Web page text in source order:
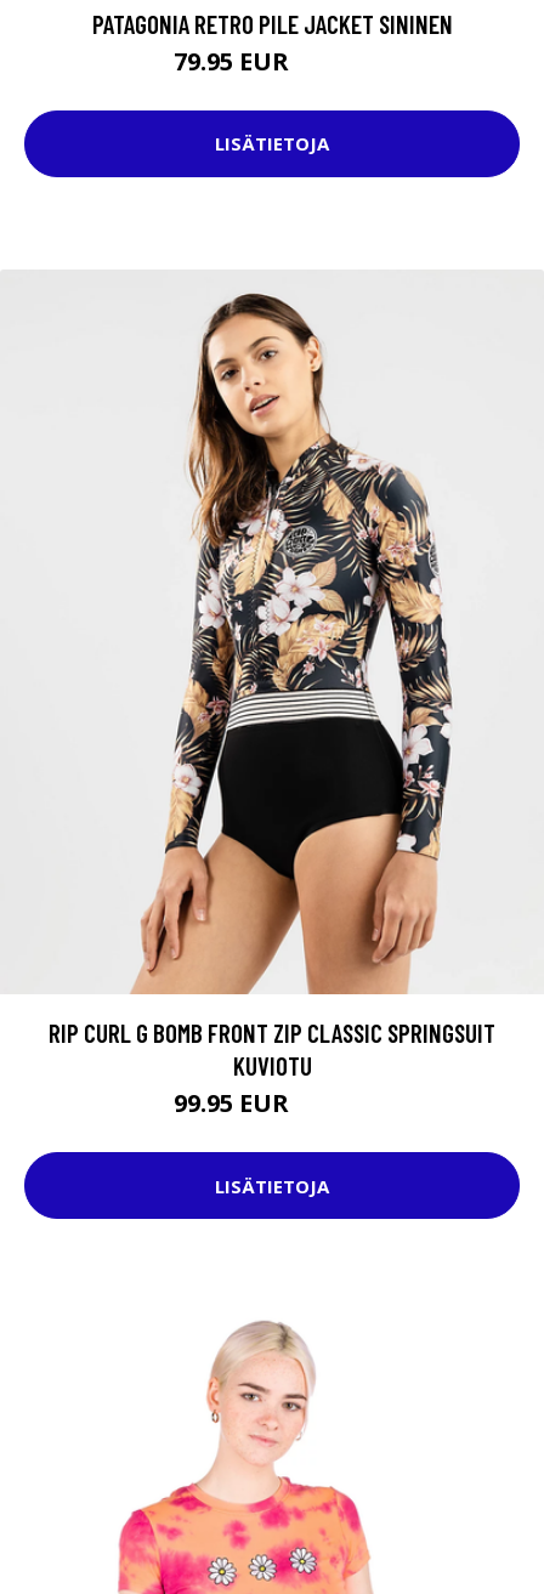
PATAGONIA RETRO PILE JACKET SININEN
79.95 EUR
LISÄTIETOJA
RIP CURL G BOMB FRONT ZIP CLASSIC SPRINGSUIT
KUVIOTU
99.95 EUR
LISÄTIETOJA